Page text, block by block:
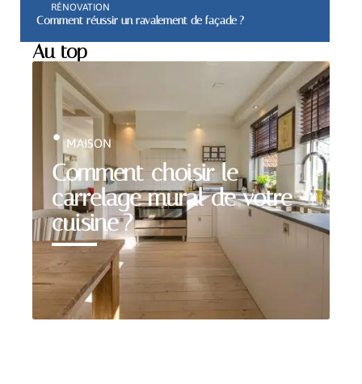
RÉNOVATION
Comment réussir un ravalement de façade ?
Au top
Comment choisir le
carrelage mural de votre
cuisine ?
MAISON